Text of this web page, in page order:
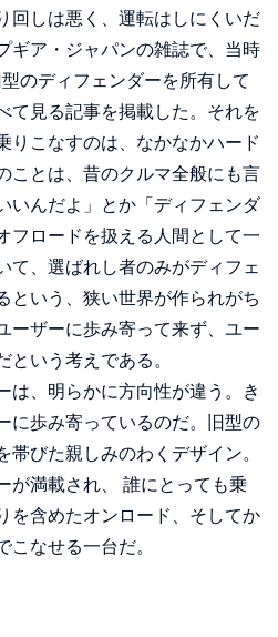
回しは悪く、運転はしにくいだ
ギア・ジャパンの雑誌で、当時
のディフェンダーを所有して
て見る記事を掲載した。それを
りこなすのは、なかなかハード
ことは、昔のクルマ全般にも言
いんだよ」とか「ディフェンダ
フロードを扱える人間として一
て、選ばれし者のみがディフェ
という、狭い世界が作られがち
ーザーに歩み寄って来ず、ユー
という考えである。
は、明らかに方向性が違う。き
に歩み寄っているのだ。旧型の
びた親しみのわくデザイン。
が満載され、 誰にとっても乗
を含めたオンロード、そしてか
こなせる一台だ。